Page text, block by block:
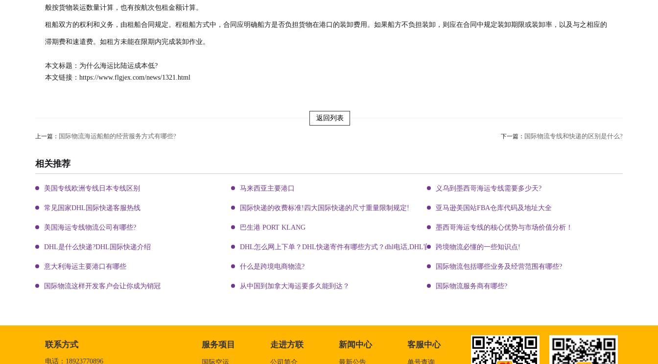
般按货物装运数量计算，也有按航次包租金额计算。
租船双方的权利和义务，由租船合同规定。程租船方式中，合同应明确船方是否负担货物在港口的装卸费用。如果船方不负担装卸，则应在合同中规定装卸期限或装卸率，以及与之相应的
滞期费和速遣费。如租方未能在限期内完成装卸作业。
本文标题：为什么海运比陆运成本低?
本文链接： https://www.flgjex.com/news/1321.html
返回列表
上一篇： 国际物流海运船舶的经营服务方式有哪些? 下一篇： 国际物流专线和快递的区别是什么?
相关推荐
美国专线欧洲专线日本专线区别 马来西亚主要港口 义乌到墨西哥海运专线需要多少天?
常见国家DHL国际快递客服热线 国际快递的收费标准!四大国际快递的尺寸重量限制规定! 亚马逊美国站FBA仓库代码及地址大全
美国海运专线物流公司有哪些? 巴生港 PORT KLANG 墨西哥海运专线的核心优势与市场价值分析！
DHL是什么快递?DHL国际快递介绍 DHL怎么网上下单？DHL快递寄件有哪些方式？dhl电话,DHL官网跨境物流必懂的一些知识点!
意大利海运主要港口有哪些 什么是跨境电商物流? 国际物流包括哪些业务及经营范围有哪些?
国际物流这样开发客户会让你成为销冠 从中国到加拿大海运要多久能到达？ 国际物流服务商有哪些?
联系方式
电话：18923770896
服务项目
国际空运
走进方联
公司简介
新闻中心
最新公告
客服中心
单号查询